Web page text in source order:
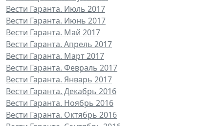
Вести Гаранта. Июль 2017
Вести Гаранта. Июнь 2017
Вести Гаранта. Май 2017
Вести Гаранта. Апрель 2017
Вести Гаранта. Март 2017
Вести Гаранта. Февраль 2017
Вести Гаранта. Январь 2017
Вести Гаранта. Декабрь 2016
Вести Гаранта. Ноябрь 2016
Вести Гаранта. Октябрь 2016